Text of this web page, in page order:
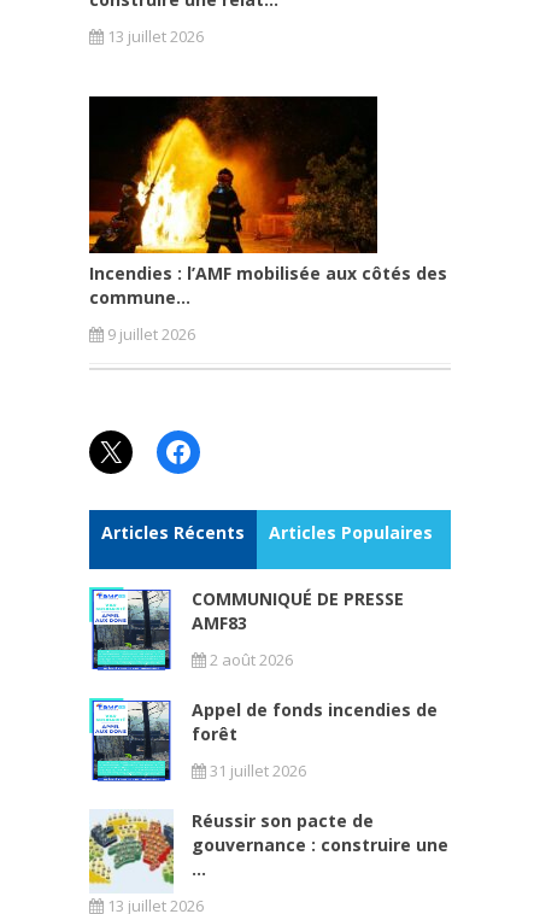
13 juillet 2026
Incendies : l’AMF mobilisée aux côtés des
commune...
9 juillet 2026
X Facebook
Articles Récents Articles Populaires
COMMUNIQUÉ DE PRESSE
AMF83
2 août 2026
Appel de fonds incendies de
forêt
31 juillet 2026
Réussir son pacte de
gouvernance : construire une
...
13 juillet 2026